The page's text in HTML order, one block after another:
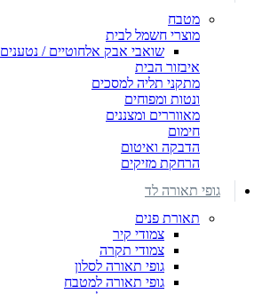
מטבח
מוצרי חשמל לבית
שואבי אבק אלחוטיים / נטענים
איבזור הבית
מתקני תליה למסכים
ונטות ומפוחים
מאווררים ומצננים
חימום
הדבקה ואיטום
הרחקת מזיקים
גופי תאורה לד
תאורת פנים
צמודי קיר
צמודי תקרה
גופי תאורה לסלון
גופי תאורה למטבח